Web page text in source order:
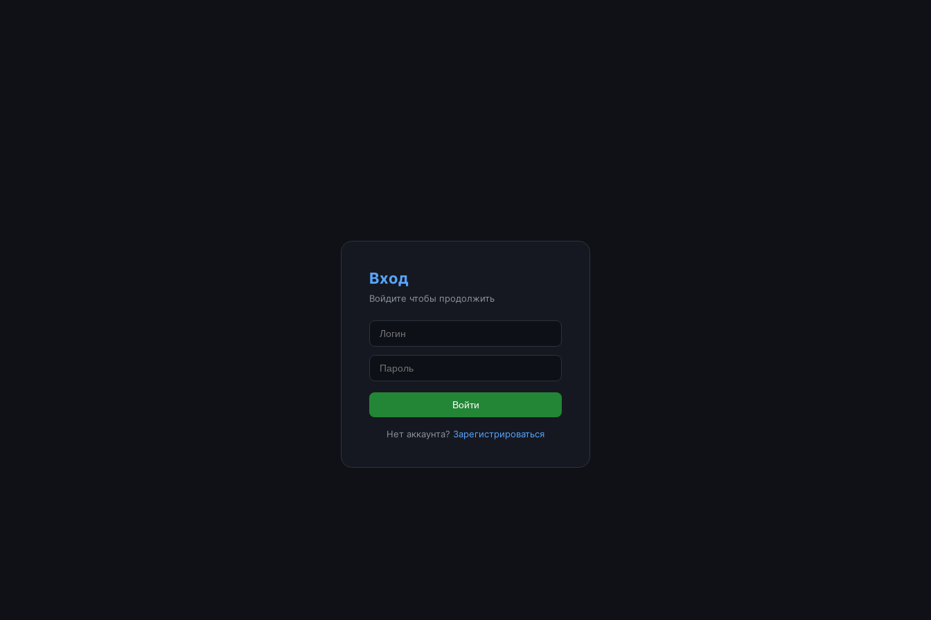
Вход
Войдите чтобы продолжить
Войти
Нет аккаунта? Зарегистрироваться